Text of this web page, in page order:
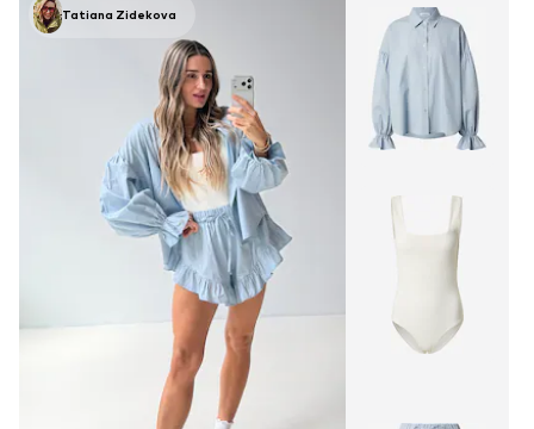
Tatiana Zidekova